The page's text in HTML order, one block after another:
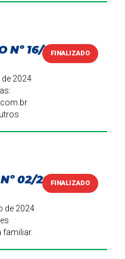
FINALIZADO
Nº 16/2024
2024
FINALIZADO
02/2024
de 2024
familiar.